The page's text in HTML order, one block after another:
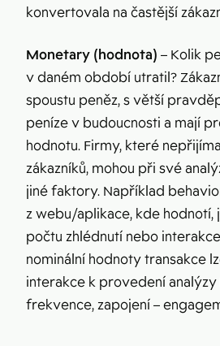
konvertovala na častější
Monetary (hodnota) – Kolik
v daném období utratil?
spoustu peněz, s větší
peníze v budoucnosti a mají
hodnotu. Firmy, které
zákazníků, mohou při své
jiné faktory. Například
z webu/aplikace, kde hodnotí,
počtu zhlédnutí nebo
nominální hodnoty transakce
interakce k provedení analýzy
frekvence, zapojení –